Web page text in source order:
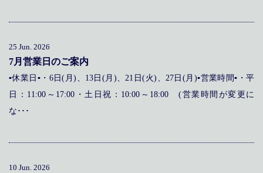
25 Jun. 2026
7月営業日のご案内
▪休業日▪・6日(月)、13日(月)、21日(火)、27日(月)▪営業時間▪・平
日：11:00～17:00・土日祝：10:00～18:00 (営業時間が変更に
な･･･
10 Jun. 2026